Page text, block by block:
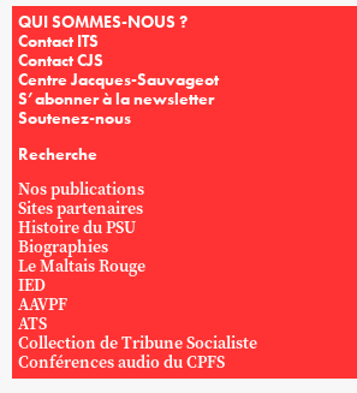
QUI SOMMES-NOUS ?
Contact ITS
Contact CJS
Centre Jacques-Sauvageot
S’abonner à la newsletter
Soutenez-nous
Recherche
Nos publications
Sites partenaires
Histoire du PSU
Biographies
Le Maltais Rouge
IED
AAVPF
ATS
Collection de Tribune Socialiste
Conférences audio du CPFS